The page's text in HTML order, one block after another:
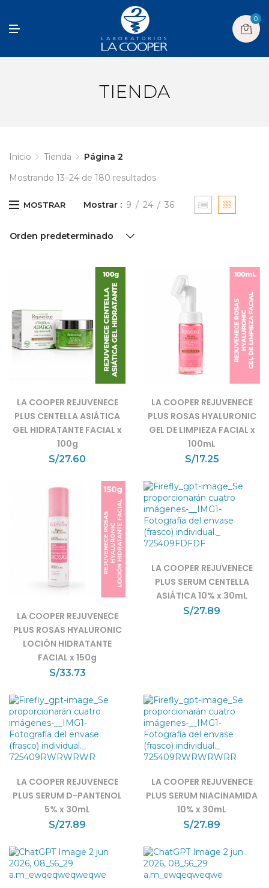
0
TIENDA
Inicio Tienda
Página 2
Mostrando 13–24 de 180 resultados
MOSTRAR Mostrar 9 24 36
Orden predeterminado
LA COOPER REJUVENECE
PLUS CENTELLA ASIÁTICA
GEL HIDRATANTE FACIAL x
100g
S/27.60
LA COOPER REJUVENECE
PLUS ROSAS HYALURONIC
GEL DE LIMPIEZA FACIAL x
100mL
S/17.25
LA COOPER REJUVENECE
PLUS ROSAS HYALURONIC
LOCIÓN HIDRATANTE
FACIAL x 150g
S/33.73
LA COOPER REJUVENECE
PLUS SERUM CENTELLA
ASIÁTICA 10% x 30mL
S/27.89
LA COOPER REJUVENECE
PLUS SERUM D-PANTENOL
5% x 30mL
S/27.89
LA COOPER REJUVENECE
PLUS SERUM NIACINAMIDA
10% x 30mL
S/27.89